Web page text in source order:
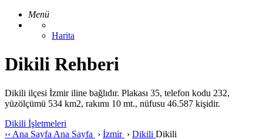
Menü
Harita
Dikili Rehberi
Dikili ilçesi İzmir iline bağlıdır. Plakası 35, telefon kodu 232,
yüzölçümü 534 km2, rakımı 10 mt., nüfusu 46.587 kişidir.
Dikili İşletmeleri
‹‹ Ana Sayfa Ana Sayfa › İzmir › Dikili Dikili